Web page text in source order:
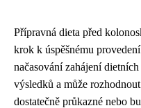
Přípravná dieta před
krok k úspěšnému
načasování zahájení
výsledků a může
dostatečně průkazné nebo